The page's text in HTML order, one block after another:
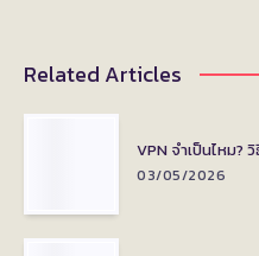
Related Articles
VPN จำเป็นไหม?
03/05/2026